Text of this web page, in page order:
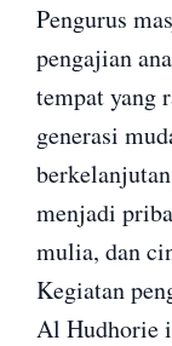
Pengurus
pengajian
tempat yang
generasi
menjadi
mulia, dan
Kegiatan
Al Hudhorie